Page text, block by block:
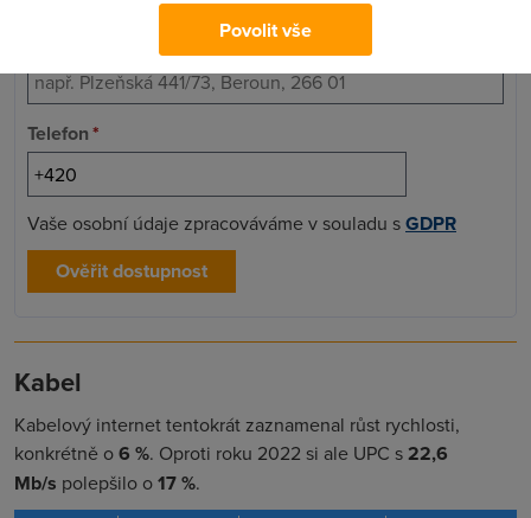
Telefon*
Vaše osobní údaje zpracováváme v souladu sGDPR
Ověřit dostupnost
Kabel
Kabelový internet tentokrát zaznamenal růst rychlosti,
konkrétně o6 %. Oproti roku 2022 si ale UPC s22,6
Mb/s polepšilo o17 %.
Povolit vše